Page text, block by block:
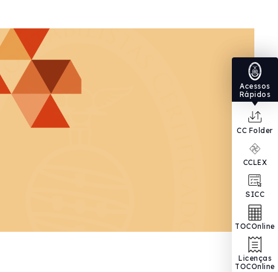
Acessos
Rápidos
CC Folder
CCLEX
SICC
TOCOnline
Licenças
TOCOnline